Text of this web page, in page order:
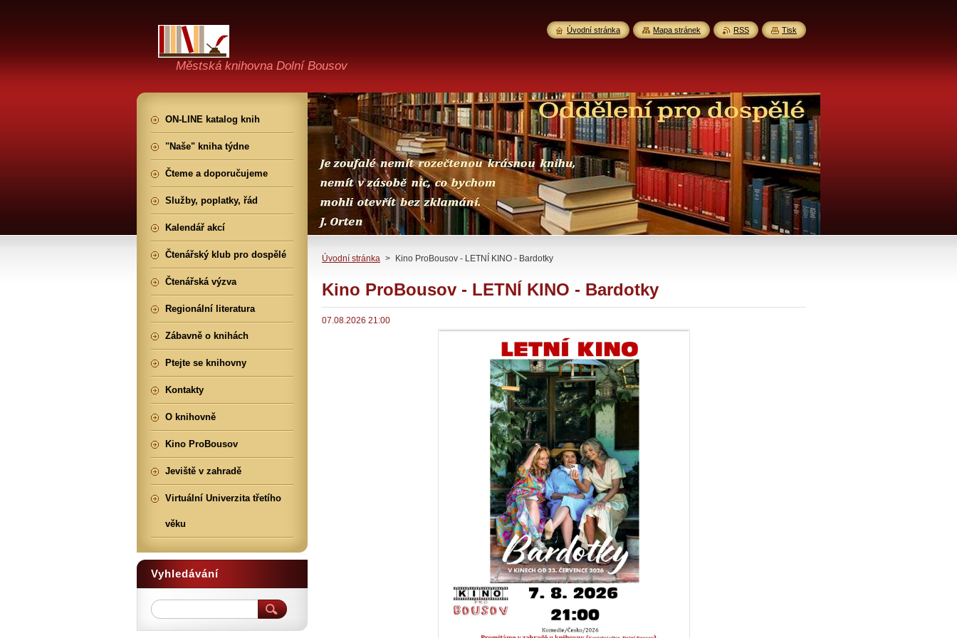
Městská knihovna Dolní Bousov
Úvodní stránka > Kino ProBousov - LETNÍ KINO - Bardotky
Kino ProBousov - LETNÍ KINO - Bardotky
07.08.2026 21:00
ON-LINE katalog knih
"Naše" kniha týdne
Čteme a doporučujeme
Služby, poplatky, řád
Kalendář akcí
Čtenářský klub pro dospělé
Čtenářská výzva
Regionální literatura
Zábavně o knihách
Ptejte se knihovny
Kontakty
O knihovně
Kino ProBousov
Jeviště v zahradě
Virtuální Univerzita třetího
věku
Vyhledávání
Úvodní stránka Mapa stránek RSS Tisk